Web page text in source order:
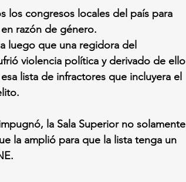
los congresos locales del país para
razón de género.
luego que una regidora del
violencia política y derivado de ello
lista de infractores que incluyera el
la Sala Superior no solamente
la amplió para que la lista tenga un